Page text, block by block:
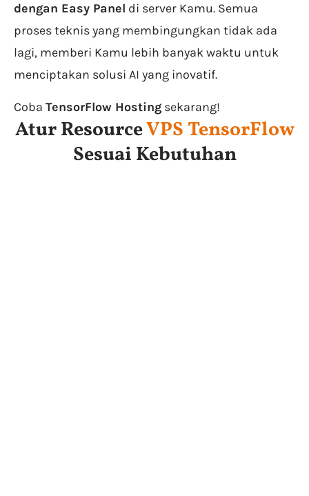
dengan Easy Panel di server Kamu. Semua
proses teknis yang membingungkan tidak ada
lagi, memberi Kamu lebih banyak waktu untuk
menciptakan solusi AI yang inovatif.
Coba TensorFlow Hosting sekarang!
Atur ResourceVPS TensorFlow
Sesuai Kebutuhan